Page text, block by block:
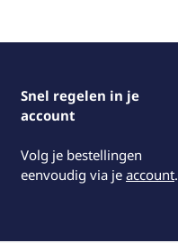
Snel regelen in je
account
Volg je bestellingen
eenvoudig via je account.